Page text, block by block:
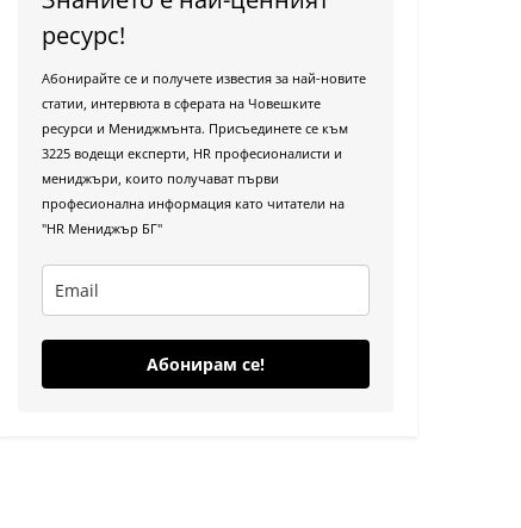
ресурс!
Абонирайте се и получете известия за най-новите
статии, интервюта в сферата на Човешките
ресурси и Мениджмънта. Присъединете се към
3225 водещи експерти, HR професионалисти и
мениджъри, които получават първи
професионална информация като читатели на
"HR Мениджър БГ"
Абонирам се!